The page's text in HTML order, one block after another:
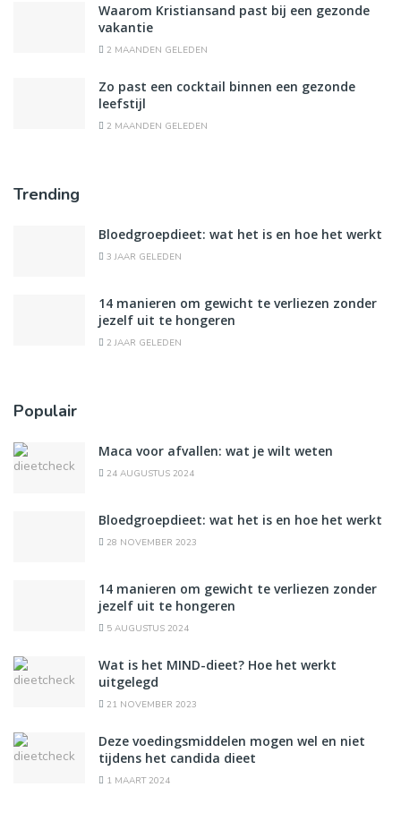
Waarom Kristiansand past bij een gezonde
vakantie
2 MAANDEN GELEDEN
Zo past een cocktail binnen een gezonde
leefstijl
2 MAANDEN GELEDEN
Trending
Bloedgroepdieet: wat het is en hoe het werkt
3 JAAR GELEDEN
14 manieren om gewicht te verliezen zonder
jezelf uit te hongeren
2 JAAR GELEDEN
Populair
Maca voor afvallen: wat je wilt weten
24 AUGUSTUS 2024
Bloedgroepdieet: wat het is en hoe het werkt
28 NOVEMBER 2023
14 manieren om gewicht te verliezen zonder
jezelf uit te hongeren
5 AUGUSTUS 2024
Wat is het MIND-dieet? Hoe het werkt
uitgelegd
21 NOVEMBER 2023
Deze voedingsmiddelen mogen wel en niet
tijdens het candida dieet
1 MAART 2024